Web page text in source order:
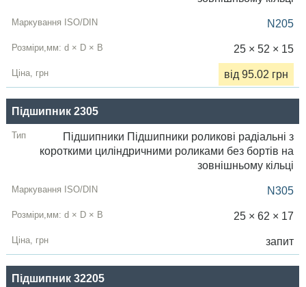
N205
25 × 52 × 15
від 95.02 грн
Підшипник 2305
Підшипники Підшипники роликові радіальні з
короткими циліндричними роликами без бортів на
зовнішньому кільці
N305
25 × 62 × 17
запит
Підшипник 32205